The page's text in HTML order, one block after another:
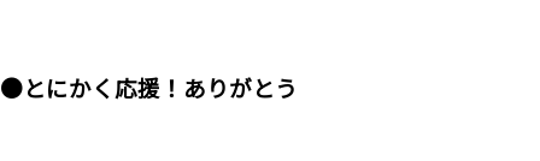
●とにかく応援！ありがとう